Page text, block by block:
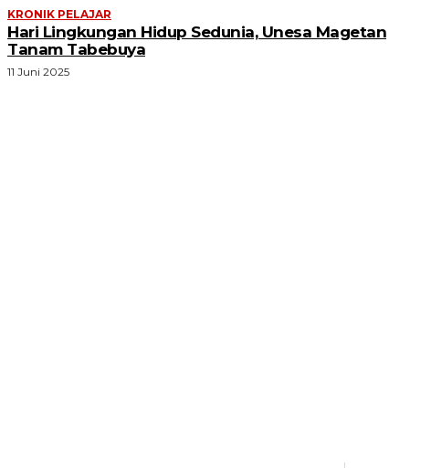
KRONIK PELAJAR
Hari Lingkungan Hidup Sedunia, Unesa Magetan
Tanam Tabebuya
11 Juni 2025